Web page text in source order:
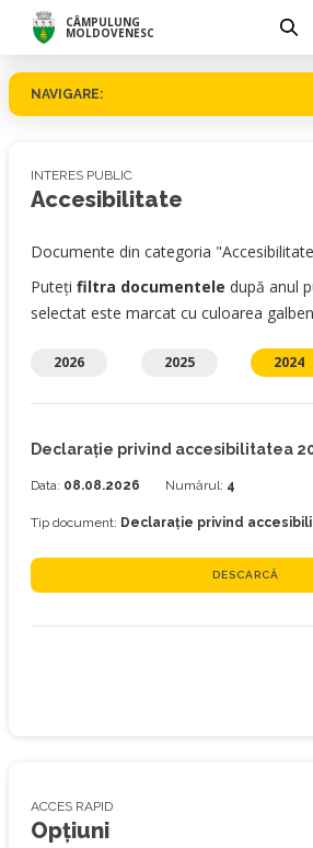
CÂMPULUNG
MOLDOVENESC
NAVIGARE:
INTERES PUBLIC
Accesibilitate
Documente din categoria
Puteți filtra documentele după anul
selectat este marcat cu culoarea
2026 2025 2024
Declarație privind accesibilitatea
Data: 08.08.2026 Numărul: 4
Tip document: Declarație privind
DESCARCĂ
ACCES RAPID
Opțiuni